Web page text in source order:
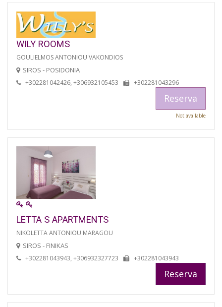
WILY ROOMS
GOULIELMOS ANTONIOU VAKONDIOS
SIROS - POSIDONIA
+302281042426, +306932105453 +302281043296
Reserva
Not available
LETTA S APARTMENTS
NIKOLETTA ANTONIOU MARAGOU
SIROS - FINIKAS
+302281043943, +306932327723 +302281043943
Reserva